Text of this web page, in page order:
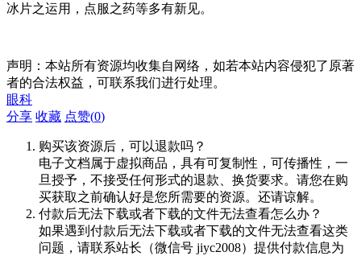
冰片之运用，点服之药等多有新见。
声明：本站所有资源均收集自网络，如若本站内容侵犯了原著
者的合法权益，可联系我们进行处理。
眼科
分享 收藏 点赞(0)
购买该资源后，可以退款吗？
电子文档属于虚拟商品，具有可复制性，可传播性，一
旦授予，不接受任何形式的退款、换货要求。请您在购
买获取之前确认好是您所需要的资源。还请谅解。
付款后无法下载或者下载的文件无法查看怎么办？
如果遇到付款后无法下载或者下载的文件无法查看这类
问题，请联系站长（微信号 jiyc2008）提供付款信息为